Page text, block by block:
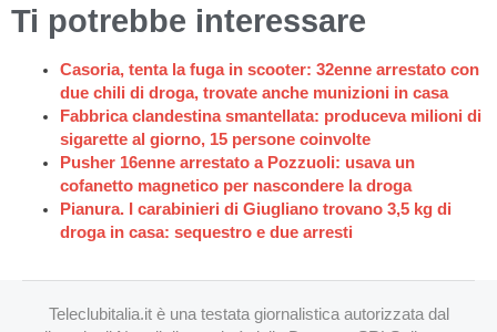
Ti potrebbe interessare
Casoria, tenta la fuga in scooter: 32enne arrestato con
due chili di droga, trovate anche munizioni in casa
Fabbrica clandestina smantellata: produceva milioni di
sigarette al giorno, 15 persone coinvolte
Pusher 16enne arrestato a Pozzuoli: usava un
cofanetto magnetico per nascondere la droga
Pianura. I carabinieri di Giugliano trovano 3,5 kg di
droga in casa: sequestro e due arresti
Teleclubitalia.it è una testata giornalistica autorizzata dal